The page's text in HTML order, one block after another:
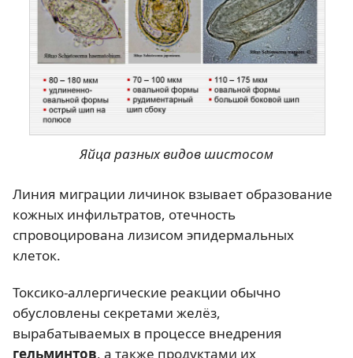
Яйца разных видов шистосом
Линия миграции личинок взывает образование
кожных инфильтратов, отечность
спровоцирована лизисом эпидермальных
клеток.
Токсико-аллергические реакции обычно
обусловлены секретами желёз,
вырабатываемых в процессе внедрения
гельминтов, а также продуктами их